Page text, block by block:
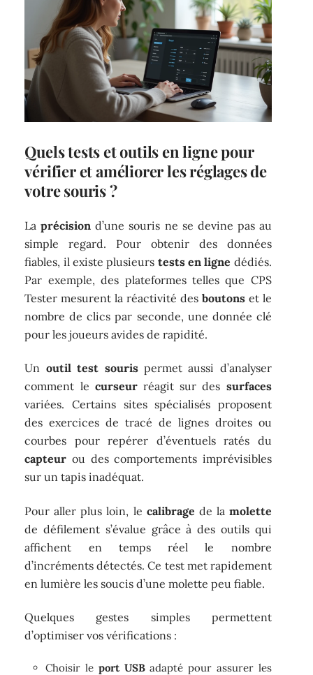
Quels tests et outils en ligne pour
vérifier et améliorer les réglages de
votre souris ?
Laprécision d’une souris ne se devine pas au
simple regard. Pour obtenir des données
fiables, il existe plusieurs tests en ligne dédiés.
Par exemple, des plateformes telles que CPS
Tester mesurent la réactivité des boutonset le
nombre de clics par seconde, une donnée clé
pour les joueurs avides de rapidité.
Un outil test sourispermet aussi d’analyser
comment le curseurréagit sur des surfaces
variées. Certains sites spécialisés proposent
des exercices de tracé de lignes droites ou
courbes pour repérer d’éventuels ratés du
capteur ou des comportements imprévisibles
sur un tapis inadéquat.
Pour aller plus loin, le calibrage de la molette
de défilement s’évalue grâce à des outils qui
affichent en temps réel le nombre
d’incréments détectés. Ce test met rapidement
en lumière les soucis d’une molette peu fiable.
Quelques gestes simples permettent
d’optimiser vos vérifications :
Choisir le port USBadapté pour assurer les